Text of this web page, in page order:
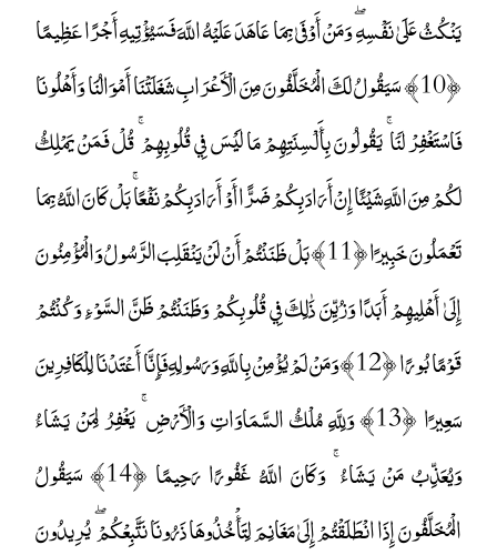
يَنْكُثُ عَلَىٰ نَفْسِهِ ۖ وَمَنْ أَوْفَىٰ بِمَا عَاهَدَ عَلَيْهُ اللَّهَ فَسَيُؤْتِيهِ أَجْرًا عَظِيمًا
﴿10﴾ سَيَقُولُ لَكَ الْمُخَلَّفُونَ مِنَ الْأَعْرَابِ شَغَلَتْنَا أَمْوَالُنَا وَأَهْلُونَا
فَاسْتَغْفِرْ لَنَا ۚ يَقُولُونَ بِأَلْسِنَتِهِمْ مَا لَيْسَ فِي قُلُوبِهِمْ ۚ قُلْ فَمَنْ يَمْلِكُ
لَكُمْ مِنَ اللَّهِ شَيْئًا إِنْ أَرَادَ بِكُمْ ضَرًّا أَوْ أَرَادَ بِكُمْ نَفْعًا ۚ بَلْ كَانَ اللَّهُ بِمَا
تَعْمَلُونَ خَبِيرًا ﴿11﴾ بَلْ ظَنَنْتُمْ أَنْ لَنْ يَنْقَلِبَ الرَّسُولُ وَالْمُؤْمِنُونَ
إِلَىٰ أَهْلِيهِمْ أَبَدًا وَزُيِّنَ ذَٰلِكَ فِي قُلُوبِكُمْ وَظَنَنْتُمْ ظَنَّ السَّوْءِ وَكُنْتُمْ
قَوْمًا بُورًا ﴿12﴾ وَمَنْ لَمْ يُؤْمِنْ بِاللَّهِ وَرَسُولِهِ فَإِنَّا أَعْتَدْنَا لِلْكَافِرِينَ
سَعِيرًا ﴿13﴾ وَلِلَّهِ مُلْكُ السَّمَاوَاتِ وَالْأَرْضِ ۚ يَغْفِرُ لِمَنْ يَشَاءُ
وَيُعَذِّبُ مَنْ يَشَاءُ ۚ وَكَانَ اللَّهُ غَفُورًا رَحِيمًا ﴿14﴾ سَيَقُولُ
الْمُخَلَّفُونَ إِذَا انْطَلَقْتُمْ إِلَىٰ مَغَانِمَ لِتَأْخُذُوهَا ذَرُونَا نَتَّبِعْكُمْ ۖ يُرِيدُونَ